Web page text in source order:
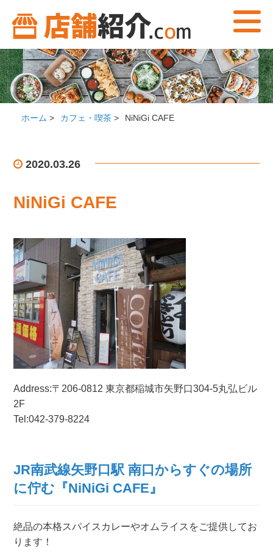
ホーム > カフェ・喫茶 > NiNiGi CAFE
2020.03.26
NiNiGi CAFE
Address:〒206-0812 東京都稲城市矢野口304-5丸弘ビル
2F
Tel:042-379-8224
JR南武線矢野口駅 南口からすぐの場所
に佇む『NiNiGi CAFE』
絶品の本格スパイスカレーやオムライスをご提供してお
ります！